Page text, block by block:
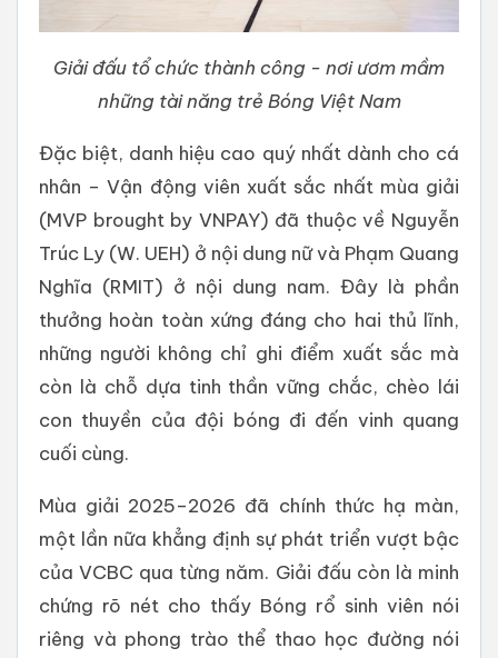
Giải đấu tổ chức thành công - nơi ươm mầm
những tài năng trẻ Bóng Việt Nam
Đặc biệt, danh hiệu cao quý nhất dành cho cá
nhân – Vận động viên xuất sắc nhất mùa giải
(MVP brought by VNPAY) đã thuộc về Nguyễn
Trúc Ly (W. UEH) ở nội dung nữ và Phạm Quang
Nghĩa (RMIT) ở nội dung nam. Đây là phần
thưởng hoàn toàn xứng đáng cho hai thủ lĩnh,
những người không chỉ ghi điểm xuất sắc mà
còn là chỗ dựa tinh thần vững chắc, chèo lái
con thuyền của đội bóng đi đến vinh quang
cuối cùng.
Mùa giải 2025–2026 đã chính thức hạ màn,
một lần nữa khẳng định sự phát triển vượt bậc
của VCBC qua từng năm. Giải đấu còn là minh
chứng rõ nét cho thấy Bóng rổ sinh viên nói
riêng và phong trào thể thao học đường nói